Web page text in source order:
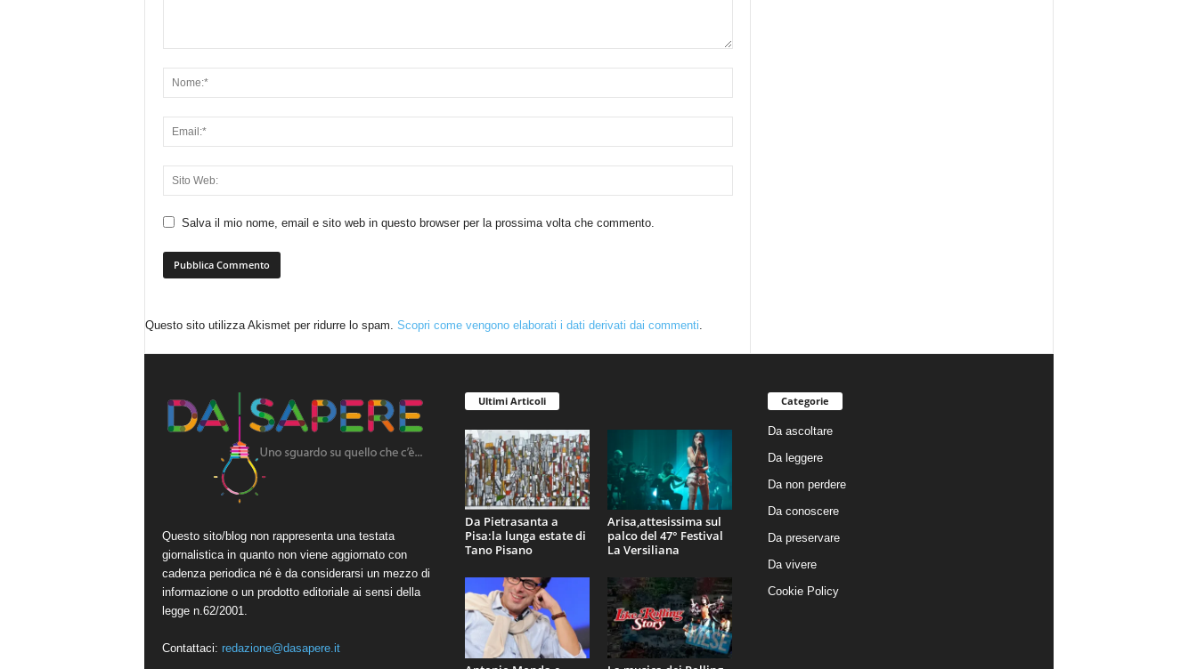
Salva il mio nome, email e sito web in questo browser per la prossima volta che commento.
Questo sito utilizza Akismet per ridurre lo spam. Scopri come vengono elaborati i dati derivati dai commenti.
Questo sito/blog non rappresenta una testata
giornalistica in quanto non viene aggiornato con
cadenza periodica né è da considerarsi un mezzo di
informazione o un prodotto editoriale ai sensi della
legge n.62/2001.
Contattaci: redazione@dasapere.it
Ultimi Articoli
Da Pietrasanta a
Pisa:la lunga estate di
Tano Pisano
Arisa,attesissima sul
palco del 47° Festival
La Versiliana
Categorie
Da ascoltare
Da leggere
Da non perdere
Da conoscere
Da preservare
Da vivere
Cookie Policy